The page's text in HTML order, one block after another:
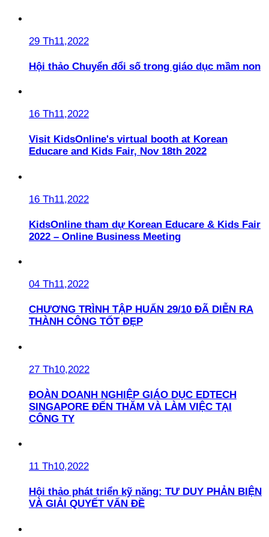
29 Th11,2022
Hội thảo Chuyển đổi số trong giáo dục mầm non
16 Th11,2022
Visit KidsOnline's virtual booth at Korean
Educare and Kids Fair, Nov 18th 2022
16 Th11,2022
KidsOnline tham dự Korean Educare & Kids Fair
2022 – Online Business Meeting
04 Th11,2022
CHƯƠNG TRÌNH TẬP HUẤN 29/10 ĐÃ DIỄN RA
THÀNH CÔNG TỐT ĐẸP
27 Th10,2022
ĐOÀN DOANH NGHIỆP GIÁO DỤC EDTECH
SINGAPORE ĐẾN THĂM VÀ LÀM VIỆC TẠI
CÔNG TY
11 Th10,2022
Hội thảo phát triển kỹ năng: TƯ DUY PHẢN BIỆN
VÀ GIẢI QUYẾT VẤN ĐỀ